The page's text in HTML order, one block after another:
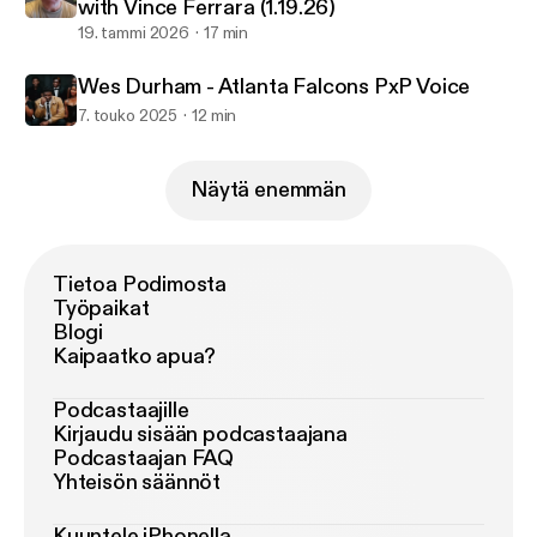
with Vince Ferrara (1.19.26)
19. tammi 2026 17 min
Wes Durham - Atlanta Falcons PxP Voice
7. touko 2025 12 min
Näytä enemmän
Tietoa Podimosta
Työpaikat
Blogi
Kaipaatko apua?
Podcastaajille
Kirjaudu sisään podcastaajana
Podcastaajan FAQ
Yhteisön säännöt